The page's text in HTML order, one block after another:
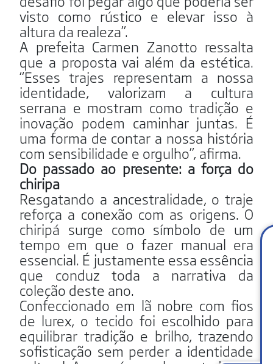
visto como rústico e elevar isso à
altura da realeza”.
A prefeita Carmen Zanotto ressalta
que a proposta vai além da estética.
“Esses trajes representam a nossa
identidade, valorizam a cultura
serrana e mostram como tradição e
inovação podem caminhar juntas. É
uma forma de contar a nossa história
com sensibilidade e orgulho”, afirma.
Do passado ao presente: a força do
chiripa
Resgatando a ancestralidade, o traje
reforça a conexão com as origens. O
chiripá surge como símbolo de um
tempo em que o fazer manual era
essencial. É justamente essa essência
que conduz toda a narrativa da
coleção deste ano.
Confeccionado em lã nobre com fios
de lurex, o tecido foi escolhido para
equilibrar tradição e brilho, trazendo
sofisticação sem perder a identidade